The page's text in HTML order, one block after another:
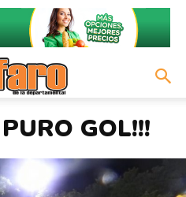
GOL!!!